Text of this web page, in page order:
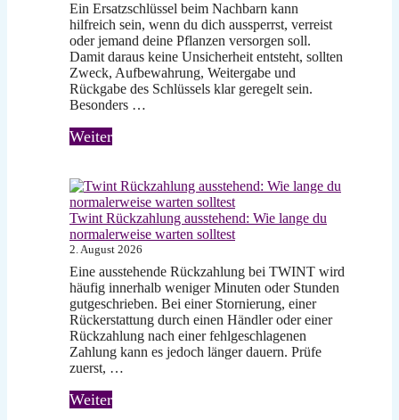
Ein Ersatzschlüssel beim Nachbarn kann
hilfreich sein, wenn du dich aussperrst, verreist
oder jemand deine Pflanzen versorgen soll.
Damit daraus keine Unsicherheit entsteht, sollten
Zweck, Aufbewahrung, Weitergabe und
Rückgabe des Schlüssels klar geregelt sein.
Besonders …
Weiter
Twint Rückzahlung ausstehend: Wie lange du
normalerweise warten solltest
2. August 2026
Eine ausstehende Rückzahlung bei TWINT wird
häufig innerhalb weniger Minuten oder Stunden
gutgeschrieben. Bei einer Stornierung, einer
Rückerstattung durch einen Händler oder einer
Rückzahlung nach einer fehlgeschlagenen
Zahlung kann es jedoch länger dauern. Prüfe
zuerst, …
Weiter